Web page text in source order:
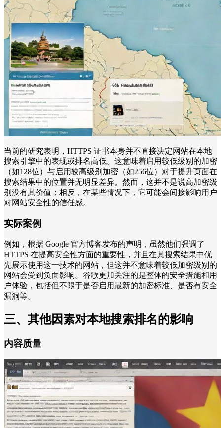
当前的研究表明，HTTPS 证书本身并不直接决定网站在本地
搜索引擎中的表现或排名高低。这意味着启用较低级别的加密
（如128位）与启用较高级别加密（如256位）对于提升页面在
搜索结果中的位置并无明显差异。然而，这并不是说高加密级
别没有其价值；相反，在某些情况下，它可能会间接影响用户
对网站安全性的信任感。
实际案例
例如，根据 Google 官方博客发布的声明，虽然他们强调了
HTTPS 在提高安全性方面的重要性，并且在其搜索结果中优
先展示使用这一技术的网站，但这并不意味着较低加密级别的
网站会受到负面影响。谷歌更加关注的是整体的安全措施和用
户体验，包括但不限于是否启用最新的加密标准、是否有安全
漏洞等。
三、其他因素对本地搜索排名的影响
内容质量